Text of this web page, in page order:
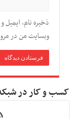
ذخیره نام، ایمیل و
وبسایت من در
کسب و کار در